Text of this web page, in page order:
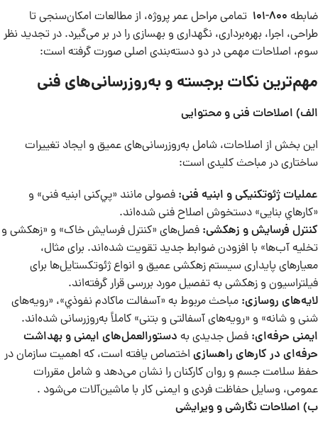
ضابطه 800-101
تمامی مراحل عمر پروژه، از مطالعات امکان‌سنجی تا
طراحی، اجرا، بهره‌برداری، نگهداری و بهسازی را در بر می‌گیرد. در تجدید نظر
سوم، اصلاحات مهمی در دو دسته‌بندی اصلی صورت گرفته است:
مهم‌ترین نکات برجسته و به‌روزرسانی‌های فنی
الف) اصلاحات فنی و محتوایی
این بخش از اصلاحات، شامل به‌روزرسانی‌های عمیق و ایجاد تغییرات
ساختاری در مباحث کلیدی است:
عملیات ژئوتکنیکی و ابنیه فنی: فصولی مانند «پي‌کنی ابنیه فنی» و
«کارهاي بنایی» دستخوش اصلاح فنی شده‌اند.
کنترل فرسایش و زهکشی: فصل‌های «کنترل فرسایش خاک» و «زهکشی و
تخلیه آب‌ها» با افزودن ضوابط جدید تقویت شده‌اند. برای مثال،
معیارهای پایداری سیستم زهکشی عمیق و انواع ژئوتکستایل‌ها برای
فیلتراسیون و زهکشی به تفصیل مورد بررسی قرار گرفته‌اند.
لایه‌های روسازی: مباحث مربوط به «آسفالت ماکادم نفوذي»، «رويه‌های
شنی و شانه» و «رويه‌های آسفالتی و بتنی» کاملاً به‌روزرسانی شده‌اند.
ایمنی حرفه‌ای: فصل جدیدی به دستورالعمل‌های ایمنی و بهداشت
حرفه‌ای در کارهای راهسازی اختصاص یافته است، که اهمیت سازمان در
حفظ سلامت جسم و روان کارکنان را نشان می‌دهد و شامل مقررات
عمومی، وسایل حفاظت فردی و ایمنی کار با ماشین‌آلات می‌شود .
ب) اصلاحات نگارشی و ویرایشی